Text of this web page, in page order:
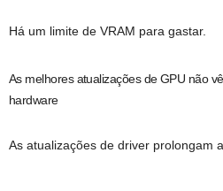
Há um limite de VRAM para gastar.
As melhores atualizações de GPU não
hardware
As atualizações de driver prolongam